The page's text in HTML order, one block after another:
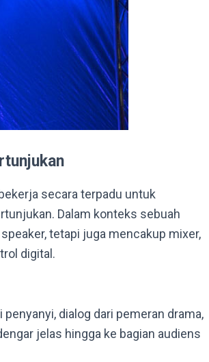
secara terpadu untuk
Dalam konteks sebuah
tetapi juga mencakup mixer,
digital.
dialog dari pemeran drama,
jelas hingga ke bagian audiens